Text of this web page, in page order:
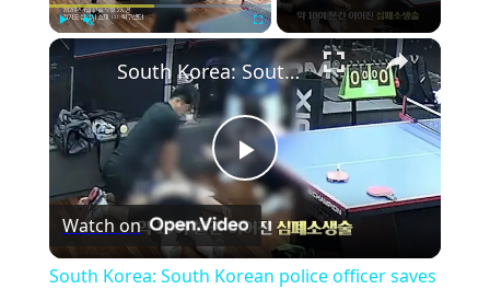
Play Fullscreen ×
Play
Video
South Korea: South Korean police officer saves man after cardiac arrest during table tennis game.
Watch on
South Korea: South Korean police officer saves